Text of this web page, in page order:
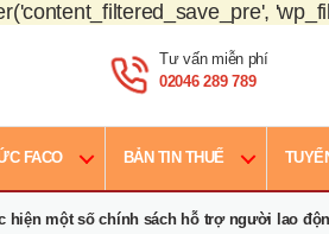
Tư vấn miễn phí
02046 289 789
FACO BẢN TIN THUẾ
hiện một số chính sách hỗ trợ người lao